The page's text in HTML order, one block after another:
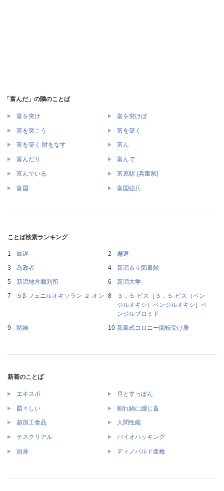
「富んだ」の隣のことば
富を突け 富を突けば
富を突こう 富を築く
富を築く 財をなす 富ん
富んだり 富んで
富んでいる 富原駅 (兵庫県)
富国 富国強兵
ことば検索ランキング
最遅
邂逅
為政者
新潟市立図書館
新潟地方裁判所
新潟大学
５β‐フェニルオキソラン‐２‐オン
３，５‐ビス［３，５‐ビス（ベン
ジルオキシ）ベンジルオキシ］ベ
ンジルブロミド
黙祷
新島式コロニー回転受け身
新着のことば
エキスポ 月とすっぽん
図々しい 割れ鍋に綴じ蓋
超加工食品 人間性能
テスクリアル バイオハッキング
頭身 ディノバルド亜種